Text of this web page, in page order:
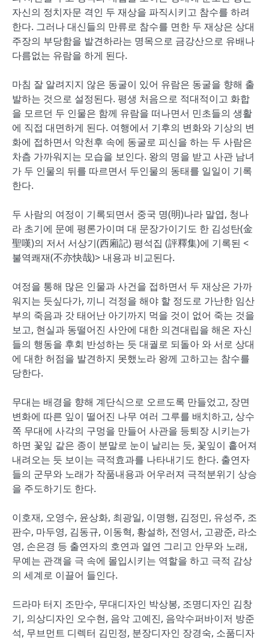
자신의 정치자문 격인 두 재상을 파직시키고 참수를 하려
한다. 그러나 대신들의 만류로 참수를 면한 두 재상은 상대
주장의 부당함을 발견하라는 명목으로 금강산으로 유배나
다름없는 유람을 하게 된다.
마침 잘 알려지지 않은 동굴이 있어 유람은 동굴을 향해 출
발하는 것으로 설정된다. 평생 처음으로 적대적이고 화합
을 모르던 두 인물은 함께 유람을 떠나면서 민초들의 생활
에 직접 대면하게 된다. 여행에서 기후의 변화와 기상의 변
화에 접하면서 악천후 속에 동굴로 피신을 하는 두 사람은
차츰 가까워지는 모습을 보인다. 왕의 명을 받고 사관 남녀
가 두 인물의 뒤를 따르면서 두인물의 동태를 일일이 기록
한다.
두 사람의 여정이 기록되면서 중국 명(明)나라 말엽, 청나
라 초기에 문예 평론가이며 대 문장가이기도 한 김성탄(金
聖嘆)의 저서 서상기(西廂記) 평석집 (評釋集)에 기록된 <
불역쾌재(不亦快哉)> 내용과 비교된다.
여정을 통해 많은 인물과 사건을 접하면서 두 재상은 가까
워지는 듯싶다가, 끼니 걱정을 해야 할 정도로 가난한 임산
부의 죽음과 갓 태어난 아기까지 먹을 것이 없어 죽는 것을
보고, 현실과 동떨어진 사안에 대한 의견대립을 해온 자신
들의 행동을 후회 반성하는 듯 대궐로 되돌아 와 서로 상대
에 대한 허점을 발견하지 못했노라 왕께 고하고는 참수를
당한다.
무대는 배경을 향해 계단식으로 오르도록 만들었고, 장면
변화에 따른 잎이 떨어진 나무 여러 그루를 배치하고, 상수
쪽 무대에 사각의 구멍을 만들어 사관을 등퇴장 시키는가
하면 꽃잎 같은 종이 분말로 눈이 날리는 듯, 꽃잎이 흩어져
내려오는 듯 보이는 극적효과를 나타내기도 한다. 출연자
들의 군무와 노래가 작품내용과 어우러져 극적분위기 상승
을 주도하기도 한다.
이호재, 오영수, 윤상화, 최광일, 이명행, 김정민, 유성주, 조
판수, 마두영, 김동규, 이동혁, 황설하, 전영서, 고광준, 라소
영, 손은경 등 출연자의 호연과 열연 그리고 안무와 노래,
무예는 관객을 극 속에 몰입시키는 역할을 하고 극적 감상
의 세계로 이끌어 들인다.
드라마 터지 조만수, 무대디자인 박상봉, 조명디자인 김창
기, 의상디자인 오수현, 음악 고예진, 음악수퍼바이저 방준
석, 무브먼트 디렉터 김민정, 분장디자인 장경숙, 소품디자